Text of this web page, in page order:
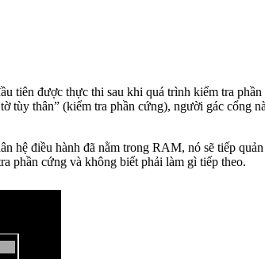
được thực thi sau khi quá trình kiểm tra phần
thân” (kiểm tra phần cứng), người gác cổng
điều hành đã nằm trong RAM, nó sẽ tiếp
phần cứng và không biết phải làm gì tiếp theo.